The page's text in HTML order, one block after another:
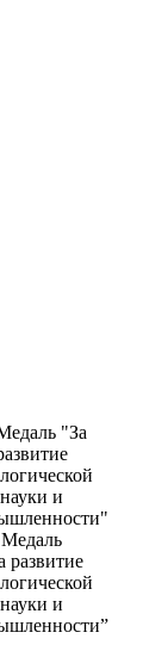
Медаль
развитие
науки и